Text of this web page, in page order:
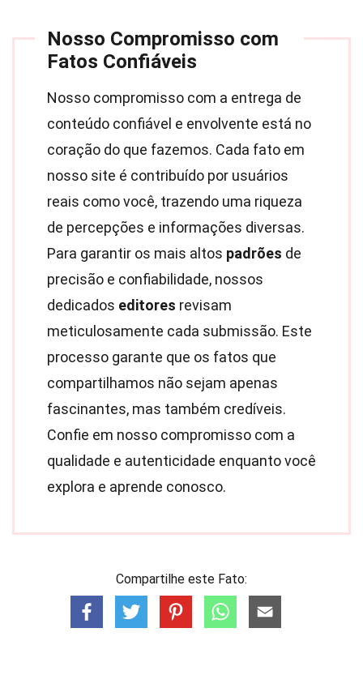
Nosso Compromisso com
Fatos Confiáveis
Nosso compromisso com a entrega de
conteúdo confiável e envolvente está no
coração do que fazemos. Cada fato em
nosso site é contribuído por usuários
reais como você, trazendo uma riqueza
de percepções e informações diversas.
Para garantir os mais altos padrões de
precisão e confiabilidade, nossos
dedicados editores revisam
meticulosamente cada submissão. Este
processo garante que os fatos que
compartilhamos não sejam apenas
fascinantes, mas também credíveis.
Confie em nosso compromisso com a
qualidade e autenticidade enquanto você
explora e aprende conosco.
Compartilhe este Fato: